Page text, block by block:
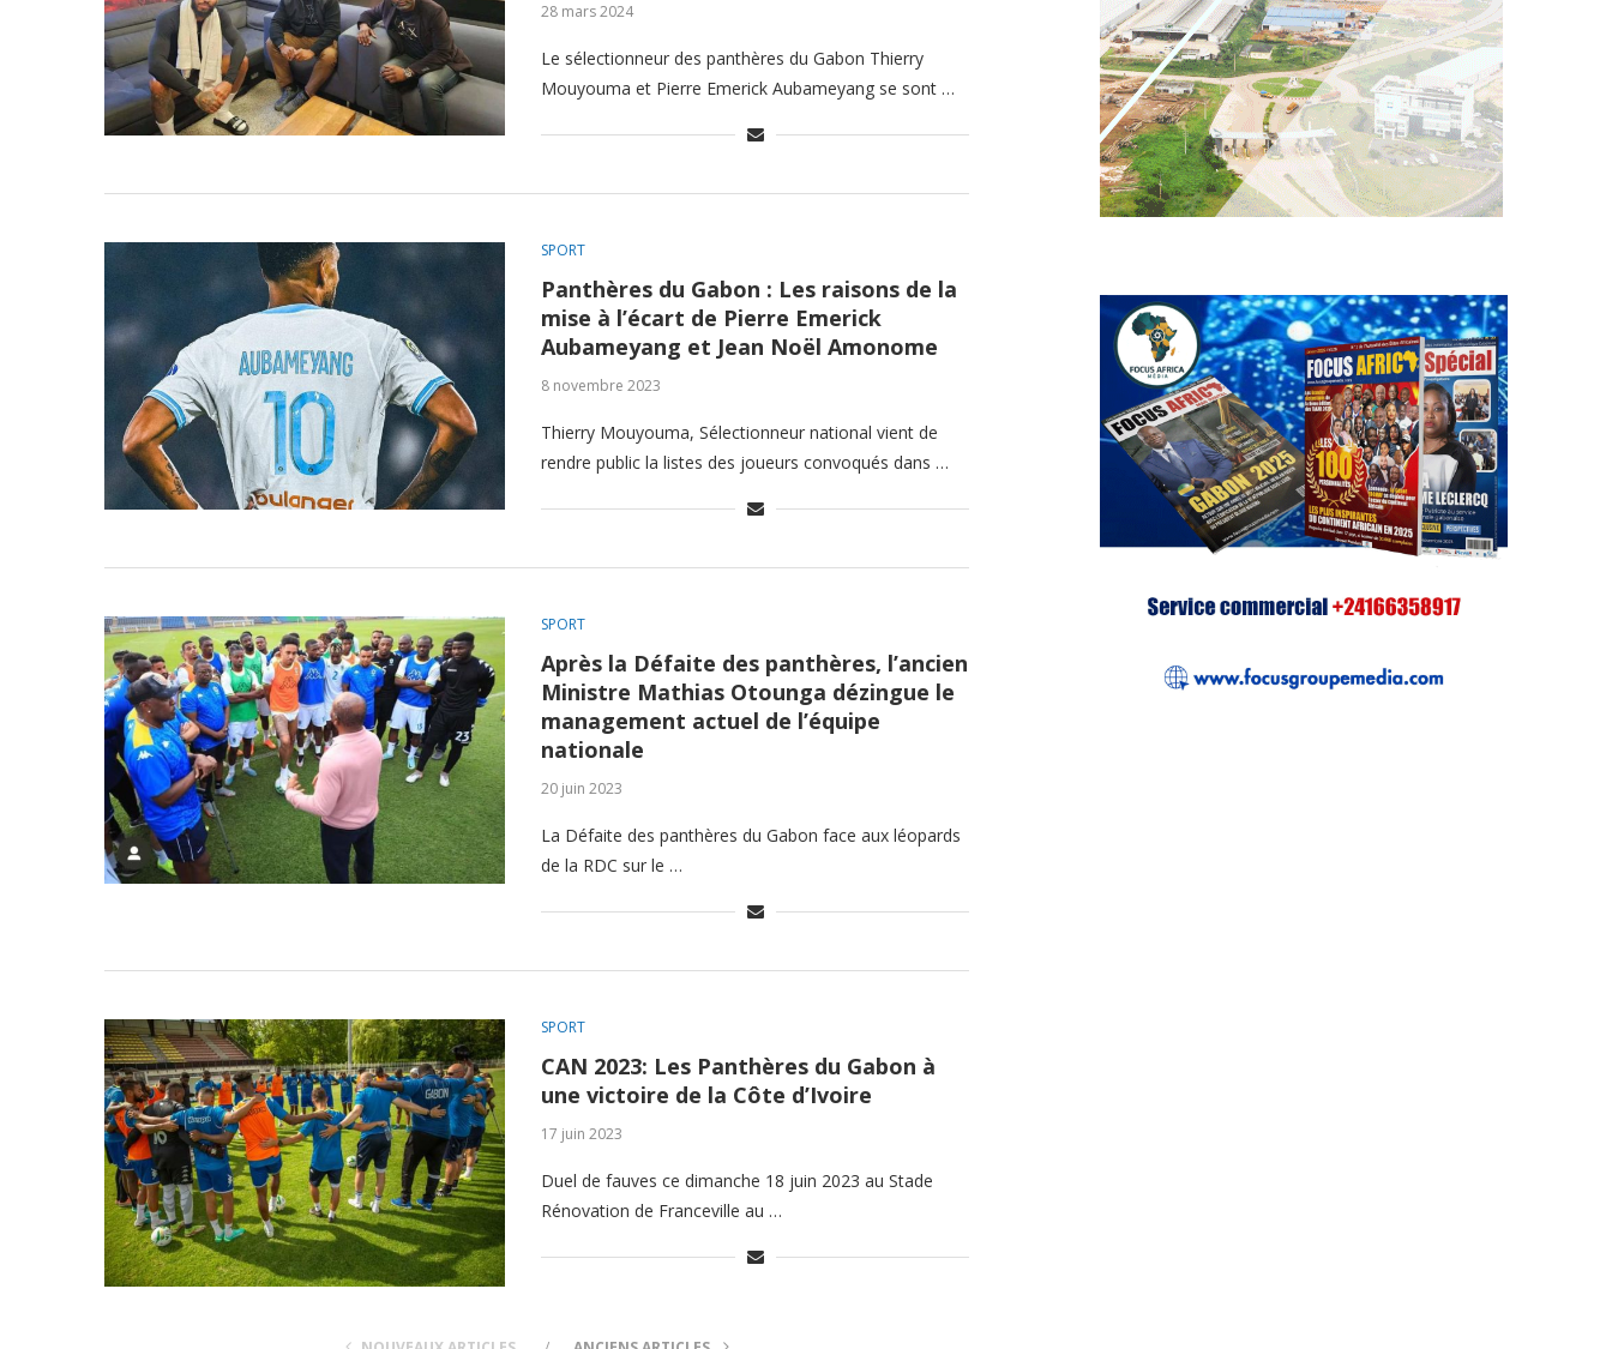
28 mars 2024
Le sélectionneur des panthères du Gabon Thierry
Mouyouma et Pierre Emerick Aubameyang se sont …
SPORT
Panthères du Gabon : Les raisons de la
mise à l’écart de Pierre Emerick
Aubameyang et Jean Noël Amonome
8 novembre 2023
Thierry Mouyouma, Sélectionneur national vient de
rendre public la listes des joueurs convoqués dans …
SPORT
Après la Défaite des panthères, l’ancien
Ministre Mathias Otounga dézingue le
management actuel de l’équipe
nationale
20 juin 2023
La Défaite des panthères du Gabon face aux léopards
de la RDC sur le …
SPORT
CAN 2023: Les Panthères du Gabon à
une victoire de la Côte d’Ivoire
17 juin 2023
Duel de fauves ce dimanche 18 juin 2023 au Stade
Rénovation de Franceville au …